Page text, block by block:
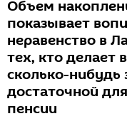
Объем
показывает
неравенство в
тех, кто делает
сколько-
достаточной
пенсии